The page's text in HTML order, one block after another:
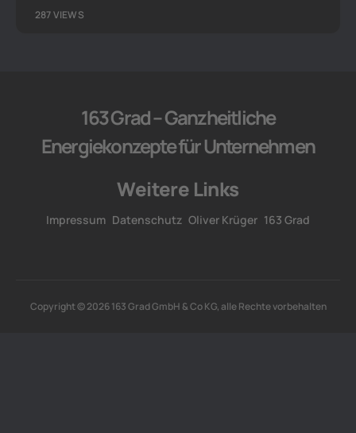
287 VIEWS
163 Grad – Ganzheitliche
Energiekonzepte für Unternehmen
Weitere Links
Impressum Datenschutz Oliver Krüger 163 Grad
Copyright © 2026 163 Grad GmbH & Co KG, alle Rechte vorbehalten